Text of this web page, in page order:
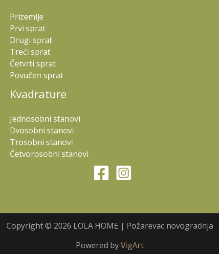
Prizemlje
Prvi sprat
Drugi sprat
Treći sprat
Četvrti sprat
Povučen sprat
Kvadrature
Jednosobni stanovi
Dvosobni stanovi
Trosobni stanovi
Četvorosobni stanovi
Copyright © 2026 LOLA HOME | Požarevac novogradnja
Powered byVigArt